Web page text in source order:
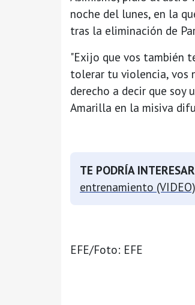
noche del lunes, en la
tras la eliminación de
"Exijo que vos también
tolerar tu violencia, vos
derecho a decir que soy
Amarilla en la misiva
TE PODRÍA
entrenamiento (VIDEO)
EFE/Foto: EFE